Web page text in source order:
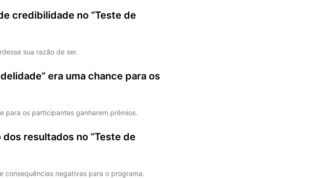
credibilidade no “Teste de
sua razão de ser.
era uma chance para os
para os participantes ganharem prêmios.
resultados no “Teste de
consequências negativas para o programa.